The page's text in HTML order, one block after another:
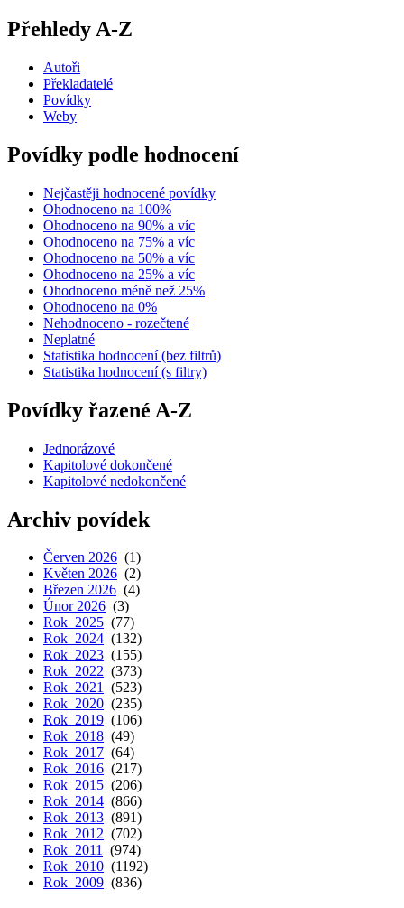
Přehledy A-Z
Autoři
Překladatelé
Povídky
Weby
Povídky podle hodnocení
Nejčastěji hodnocené povídky
Ohodnoceno na 100%
Ohodnoceno na 90% a víc
Ohodnoceno na 75% a víc
Ohodnoceno na 50% a víc
Ohodnoceno na 25% a víc
Ohodnoceno méně než 25%
Ohodnoceno na 0%
Nehodnoceno - rozečtené
Neplatné
Statistika hodnocení (bez filtrů)
Statistika hodnocení (s filtry)
Povídky řazené A-Z
Jednorázové
Kapitolové dokončené
Kapitolové nedokončené
Archiv povídek
Červen 2026 (1)
Květen 2026 (2)
Březen 2026 (4)
Únor 2026 (3)
Rok 2025 (77)
Rok 2024 (132)
Rok 2023 (155)
Rok 2022 (373)
Rok 2021 (523)
Rok 2020 (235)
Rok 2019 (106)
Rok 2018 (49)
Rok 2017 (64)
Rok 2016 (217)
Rok 2015 (206)
Rok 2014 (866)
Rok 2013 (891)
Rok 2012 (702)
Rok 2011 (974)
Rok 2010 (1192)
Rok 2009 (836)